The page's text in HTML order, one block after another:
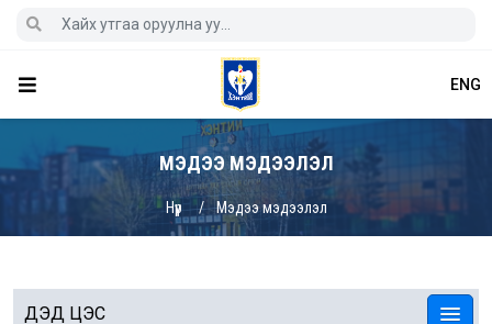
ENG
МЭДЭЭ МЭДЭЭЛЭЛ
Нүүр Мэдээ мэдээлэл
ДЭД ЦЭС